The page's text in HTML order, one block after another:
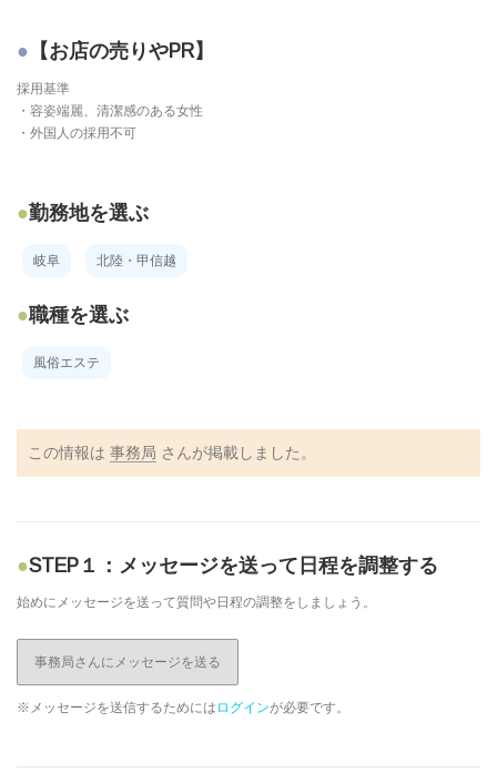
【お店の売りやPR】
採用基準
・容姿端麗、清潔感のある女性
・外国人の採用不可
勤務地を選ぶ
岐阜 北陸・甲信越
職種を選ぶ
風俗エステ
この情報は 事務局 さんが掲載しました。
STEP１：メッセージを送って日程を調整する
始めにメッセージを送って質問や日程の調整をしましょう。
事務局さんにメッセージを送る
※メッセージを送信するためには ログインが必要です。